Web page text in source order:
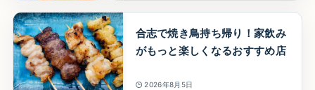
合志で焼き鳥持ち帰り！家飲み
がもっと楽しくなるおすすめ店
2026年8月5日